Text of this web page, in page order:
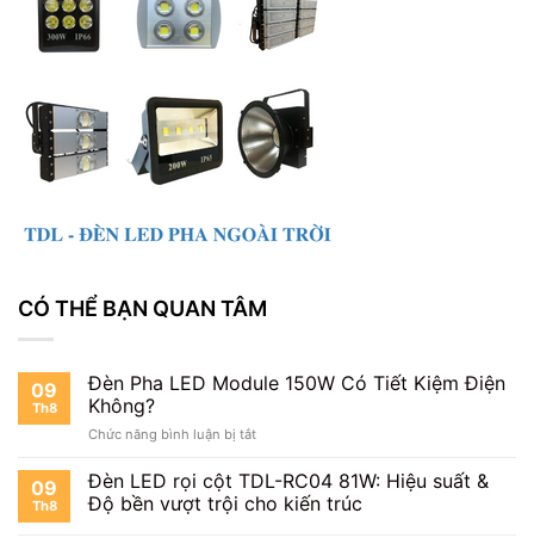
CÓ THỂ BẠN QUAN TÂM
09
Th8
Đèn Pha LED Module 150W Có Tiết Kiệm Điện
Không?
Chức năng bình luận bị tắtở
Pha
LED
Module
09
Th8
Đèn LED rọi cột TDL-RC04 81W: Hiệu suất &
Độ bền vượt trội cho kiến trúc